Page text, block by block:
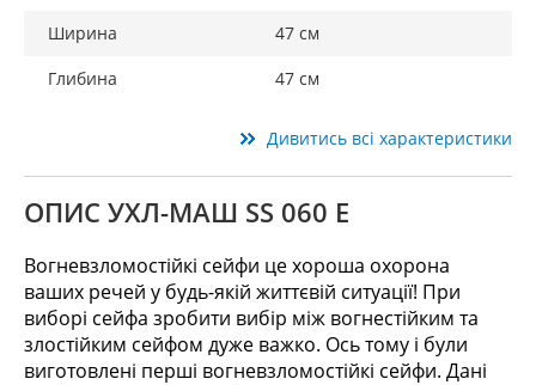
Ширина
47 см
Глибина
47 см
Дивитись всі характеристики
ОПИС УХЛ-МАШ SS 060 E
Вогневзломостійкі сейфи це хороша охорона
ваших речей у будь-якій життєвій ситуації! При
виборі сейфа зробити вибір між вогнестійким та
злостійким сейфом дуже важко. Ось тому і були
виготовлені перші вогневзломостійкі сейфи. Дані